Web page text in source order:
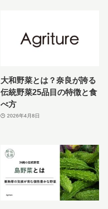
大和野菜とは？奈良が誇る
伝統野菜25品目の特徴と食
べ方
2026年4月8日